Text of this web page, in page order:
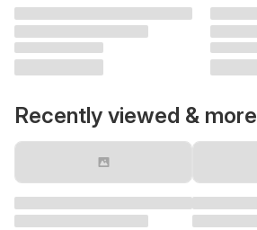
Recently viewed & more